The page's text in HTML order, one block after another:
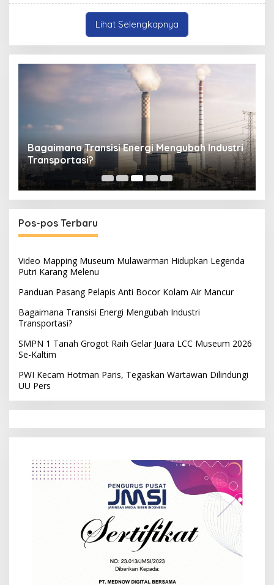
Lihat Selengkapnya
Bagaimana Transisi Energi Mengubah Industri
Transportasi?
Pos-pos Terbaru
Video Mapping Museum Mulawarman Hidupkan Legenda
Putri Karang Melenu
Panduan Pasang Pelapis Anti Bocor Kolam Air Mancur
Bagaimana Transisi Energi Mengubah Industri
Transportasi?
SMPN 1 Tanah Grogot Raih Gelar Juara LCC Museum 2026
Se-Kaltim
PWI Kecam Hotman Paris, Tegaskan Wartawan Dilindungi
UU Pers